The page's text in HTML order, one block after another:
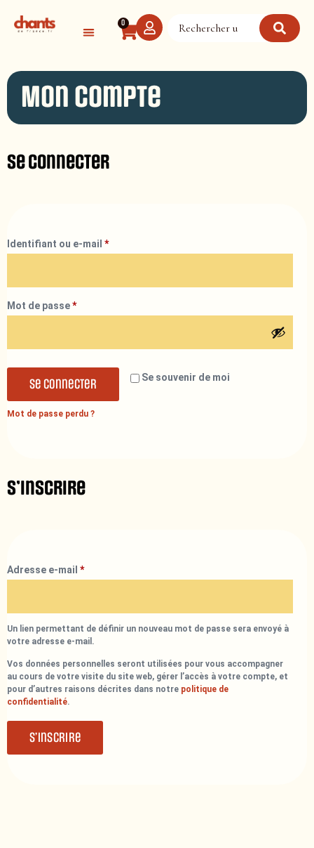
0
Mon compte
Se connecter
Identifiant ou e-mail *
Mot de passe*
Se souvenir de moi
Se connecter
Mot de passe perdu ?
S’inscrire
Adresse e-mail *
Un lien permettant de définir un nouveau mot de passe sera envoyé à
votre adresse e-mail.
Vos données personnelles seront utilisées pour vous accompagner
au cours de votre visite du site web, gérer l’accès à votre compte, et
pour d’autres raisons décrites dans notre politique de
confidentialité.
S’inscrire